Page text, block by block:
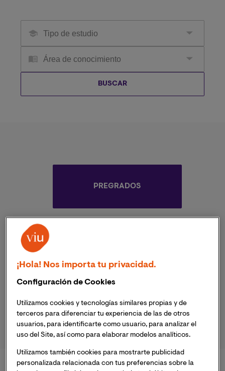
PREGRADOS
DIPLOMADOS
¡Hola! Nos importa tu privacidad.
Configuración de Cookies
Utilizamos cookies y tecnologías similares propias y de
terceros para diferenciar tu experiencia de las de otros
usuarios, para identificarte como usuario, para analizar el
uso del Site, así como para elaborar modelos analíticos.
Utilizamos también cookies para mostrarte publicidad
personalizada relacionada con tus preferencias sobre la